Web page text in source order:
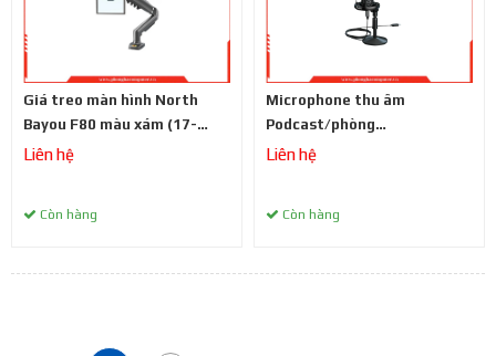
Giá treo màn hình North
Bayou F80 màu xám (17-
30inch)
Liên hệ
Còn hàng
Microphone thu âm
Podcast/phòng
thu/Livestream Maono
Liên hệ
Còn hàng